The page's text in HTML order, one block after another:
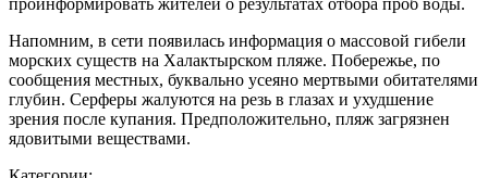
Напомним, в сети появилась информация о массовой гибели
морских существ на Халактырском пляже. Побережье, по
сообщения местных, буквально усеяно мертвыми обитателями
глубин. Серферы жалуются на резь в глазах и ухудшение
зрения после купания. Предположительно, пляж загрязнен
ядовитыми веществами.